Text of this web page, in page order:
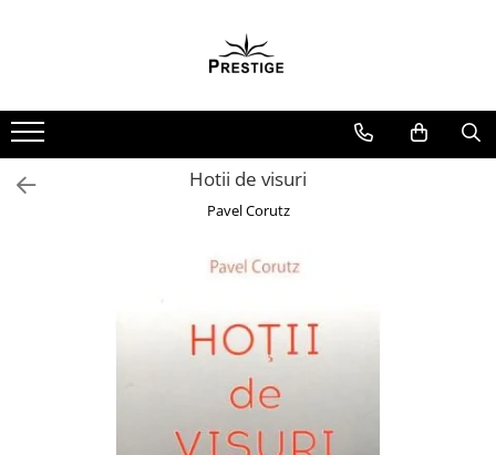
Noutati
Promotii
Pachete Speciale Carti
Hotii de visuri
Pavel Corutz